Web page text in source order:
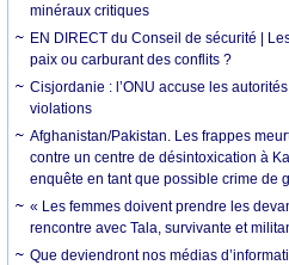
minéraux critiques
EN DIRECT du Conseil de sécurité |
paix ou carburant des conflits ?
Cisjordanie : l’ONU accuse les
violations
Afghanistan/Pakistan. Les frappes
contre un centre de désintoxication à
enquête en tant que possible crime de
« Les femmes doivent prendre les
rencontre avec Tala, survivante et
Que deviendront nos médias